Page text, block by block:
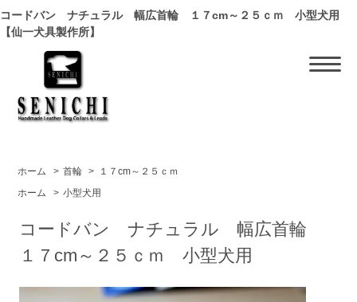
コードバン ナチュラル 幅広首輪 １７cm～２５ｃｍ 小型犬用
【仙一犬具製作所】
ホーム > 首輪 >
１７cm～２５ｃｍ
ホーム
> 小型犬用
コードバン ナチュラル 幅広首輪
１７cm～２５ｃｍ 小型犬用